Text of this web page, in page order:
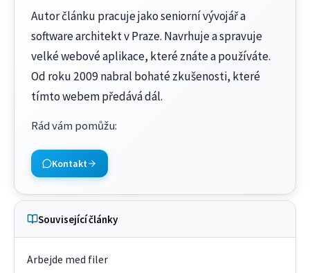
Autor článku pracuje jako seniorní vývojář a
software architekt v Praze. Navrhuje a spravuje
velké webové aplikace, které znáte a používáte.
Od roku 2009 nabral bohaté zkušenosti, které
tímto webem předává dál.
Rád vám pomůžu:
Kontakt
Související články
Arbejde med filer